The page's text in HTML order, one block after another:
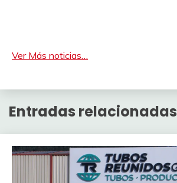
Ver Más noticias…
Entradas relacionadas